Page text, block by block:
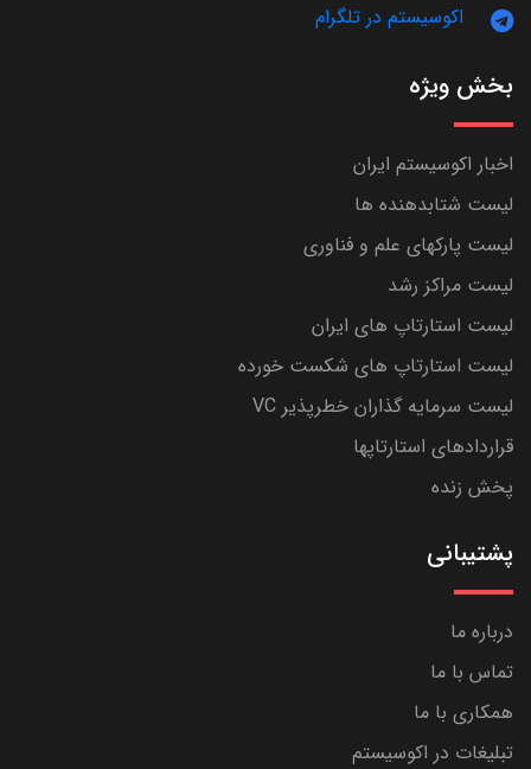
اکوسیستم در تلگرام
بخش ویژه
اخبار اکوسیستم ایران
لیست شتابدهنده ها
لیست پارکهای علم و فناوری
لیست مراکز رشد
لیست استارتاپ های ایران
لیست استارتاپ های شکست خورده
لیست سرمایه گذاران خطرپذیر VC
قراردادهای استارتاپها
پخش زنده
پشتیبانی
درباره ما
تماس با ما
همکاری با ما
تبلیغات در اکوسیستم